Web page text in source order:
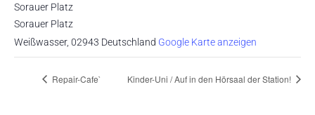
Sorauer Platz
Sorauer Platz
Weißwasser, 02943 Deutschland Google Karte anzeigen
Repair-Cafe` Kinder-Uni / Auf in den Hörsaal der Station!